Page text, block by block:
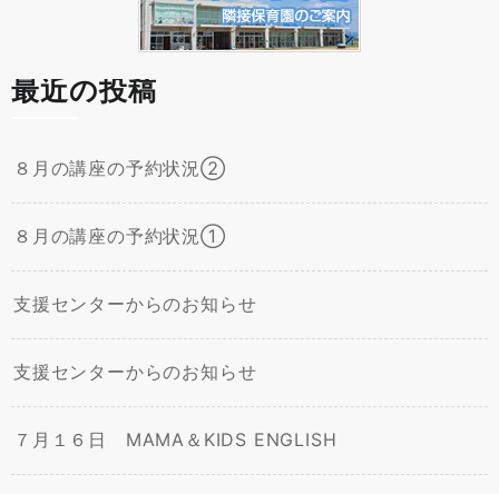
最近の投稿
８月の講座の予約状況②
８月の講座の予約状況①
支援センターからのお知らせ
支援センターからのお知らせ
７月１６日 MAMA＆KIDS ENGLISH